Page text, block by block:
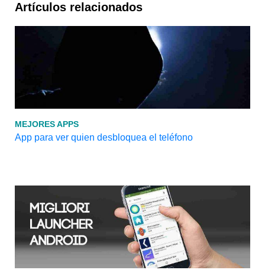
Artículos relacionados
MEJORES APPS
App para ver quien desbloquea el teléfono